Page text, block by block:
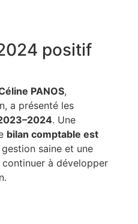
positif
PANOS,
a présenté les
. Une
bilan comptable est
saine et une
à développer